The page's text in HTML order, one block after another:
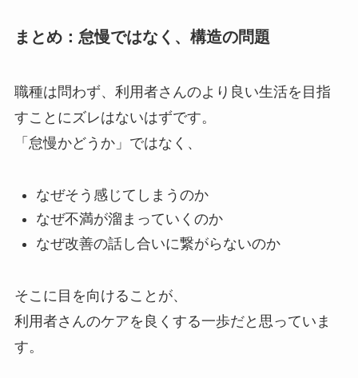
まとめ：怠慢ではなく、構造の問題
職種は問わず、利用者さんのより良い生活を目指
すことにズレはないはずです。
「怠慢かどうか」ではなく、
なぜそう感じてしまうのか
なぜ不満が溜まっていくのか
なぜ改善の話し合いに繋がらないのか
そこに目を向けることが、
利用者さんのケアを良くする一歩だと思っていま
す。